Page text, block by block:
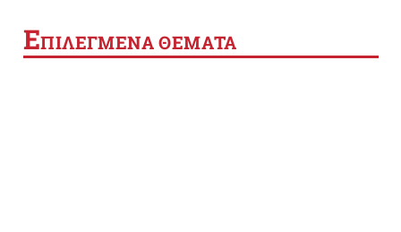
ΕΠΙΛΕΓΜΕΝΑ ΘΕΜΑΤΑ